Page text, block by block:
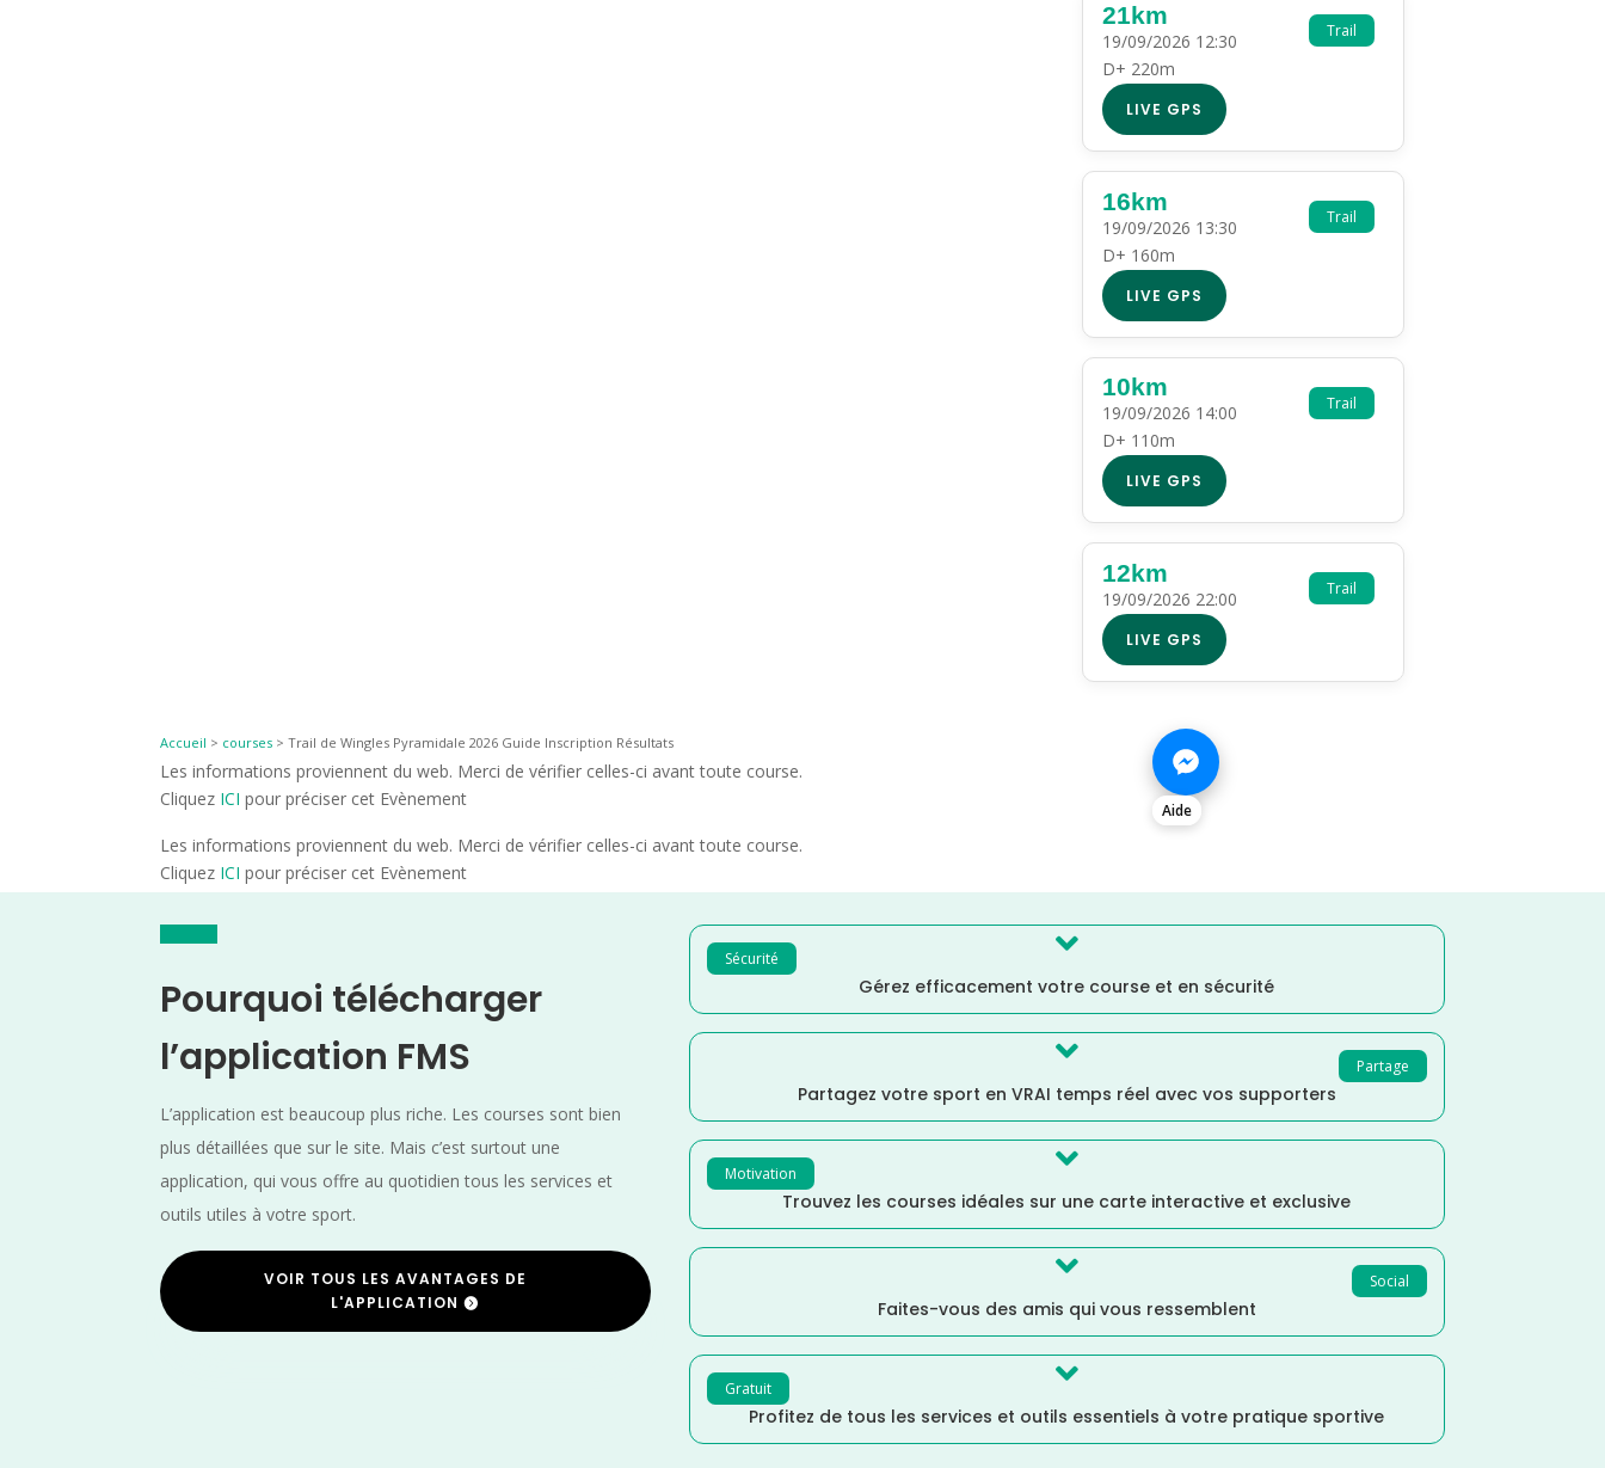
Trail
21km
19/09/2026 12:30
D+ 220m
LIVE GPS
Trail
16km
19/09/2026 13:30
D+ 160m
LIVE GPS
Trail
10km
19/09/2026 14:00
D+ 110m
LIVE GPS
Trail
12km
19/09/2026 22:00
LIVE GPS
Accueil > courses >Trail de Wingles Pyramidale 2026 Guide Inscription Résultats
Les informations proviennent du web. Merci de vérifier celles-ci avant toute course.
Cliquez ICI pour préciser cet Evènement
Les informations proviennent du web. Merci de vérifier celles-ci avant toute course.
Cliquez ICI pour préciser cet Evènement
Aide
Pourquoi télécharger
l’application FMS
L’application est beaucoup plus riche. Les courses sont bien
plus détaillées que sur le site. Mais c’est surtout une
application, qui vous offre au quotidien tous les services et
outils utiles à votre sport.
VOIR TOUS LES AVANTAGES DE
L'APPLICATION
Sécurité 
Gérez efficacement votre course et en sécurité
Partage

Partagez votre sport en VRAI temps réel avec vos supporters
Motivation 
Trouvez les courses idéales sur une carte interactive et exclusive
Social

Faites-vous des amis qui vous ressemblent
Gratuit 
Profitez de tous les services et outils essentiels à votre pratique sportive